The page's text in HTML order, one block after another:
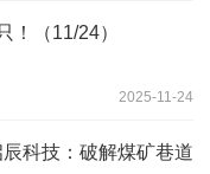
！（11/24）
2025-11-24
科技：破解煤矿巷道